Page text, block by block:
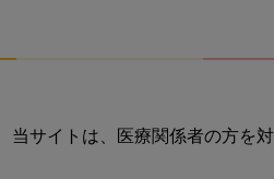
当サイトは、医療関係者の方を